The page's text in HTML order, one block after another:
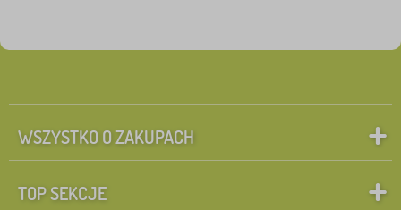
WSZYSTKO O ZAKUPACH
TOP SEKCJE